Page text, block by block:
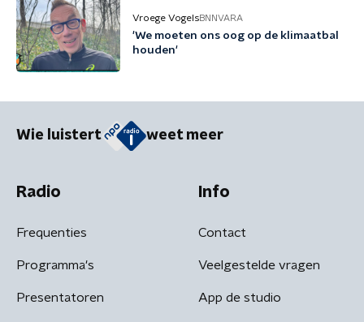
Vroege VogelsBNNVARA
'We moeten ons oog op de klimaatbal
houden'
Wie luistert weet meer
Radio
Frequenties
Programma's
Presentatoren
Info
Contact
Veelgestelde vragen
App de studio